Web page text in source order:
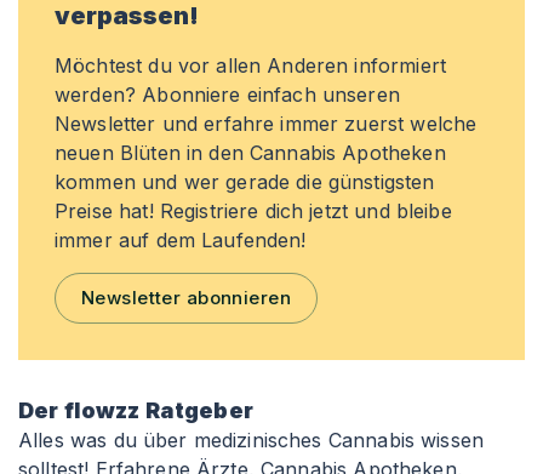
verpassen!
Möchtest du vor allen Anderen informiert
werden? Abonniere einfach unseren
Newsletter und erfahre immer zuerst welche
neuen Blüten in den Cannabis Apotheken
kommen und wer gerade die günstigsten
Preise hat! Registriere dich jetzt und bleibe
immer auf dem Laufenden!
Newsletter abonnieren
Der flowzz Ratgeber
Alles was du über medizinisches Cannabis wissen
solltest! Erfahrene Ärzte, Cannabis Apotheken,